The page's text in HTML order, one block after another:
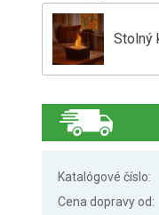
Stolný
Stolný
Katalógové číslo:
Cena dopravy od: